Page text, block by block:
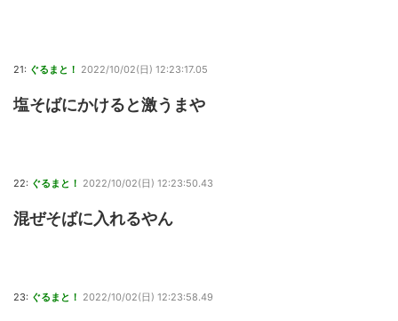
21: ぐるまと！ 2022/10/02(日) 12:23:17.05
塩そばにかけると激うまや
22: ぐるまと！ 2022/10/02(日) 12:23:50.43
混ぜそばに入れるやん
23: ぐるまと！ 2022/10/02(日) 12:23:58.49